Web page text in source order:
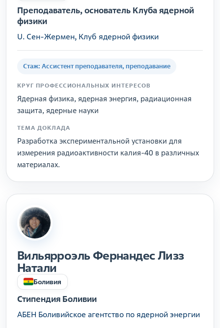
Преподаватель, основатель Клуба ядерной
физики
U. Сен-Жермен, Клуб ядерной физики
Стаж: Ассистент преподавателя, преподавание
КРУГ ПРОФЕССИОНАЛЬНЫХ ИНТЕРЕСОВ
Ядерная физика, ядерная энергия, радиационная
защита, ядерные науки
ТЕМА ДОКЛАДА
Разработка экспериментальной установки для
измерения радиоактивности калия-40 в различных
материалах.
Вильярроэль Фернандес Лизз
Натали
Боливия
Стипендия Боливии
АБЕН Боливийское агентство по ядерной энергии